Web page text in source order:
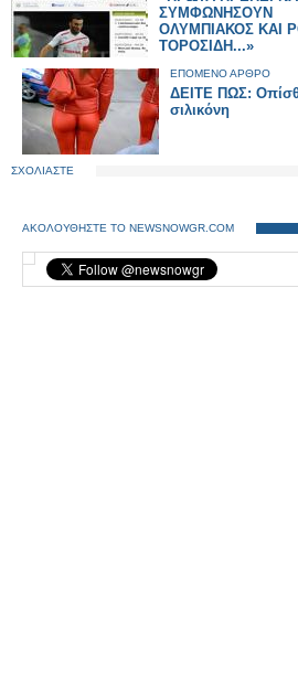
ΣΥΜΦΩΝΗΣΟΥΝ
ΟΛΥΜΠΙΑΚΟΣ ΚΑΙ
ΤΟΡΟΣΙΔΗ...»
ΕΠΟΜΕΝΟ ΑΡΘΡΟ
ΔΕΙΤΕ ΠΩΣ:
σιλικόνη
ΣΧΟΛΙΑΣΤΕ
ΑΚΟΛΟΥΘΗΣΤΕ ΤΟ NEWSNOWGR.COM